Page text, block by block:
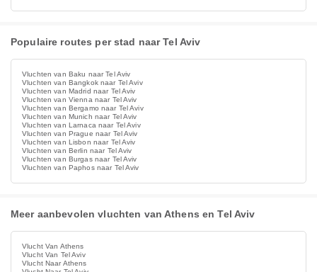
Populaire routes per stad naar Tel Aviv
Vluchten van Baku naar Tel Aviv
Vluchten van Bangkok naar Tel Aviv
Vluchten van Madrid naar Tel Aviv
Vluchten van Vienna naar Tel Aviv
Vluchten van Bergamo naar Tel Aviv
Vluchten van Munich naar Tel Aviv
Vluchten van Larnaca naar Tel Aviv
Vluchten van Prague naar Tel Aviv
Vluchten van Lisbon naar Tel Aviv
Vluchten van Berlin naar Tel Aviv
Vluchten van Burgas naar Tel Aviv
Vluchten van Paphos naar Tel Aviv
Meer aanbevolen vluchten van Athens en Tel Aviv
Vlucht Van Athens
Vlucht Van Tel Aviv
Vlucht Naar Athens